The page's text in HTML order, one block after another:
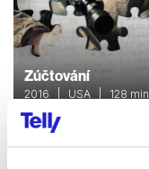
Zúčtování
2016 | USA | 128 min
Filmy / Drama / Akční